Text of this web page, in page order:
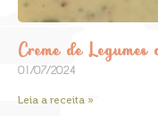
Creme de
01/07/2024
Leia a receita »